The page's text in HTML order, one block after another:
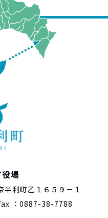
場
利町乙１６５９－１
：0887-38-7788